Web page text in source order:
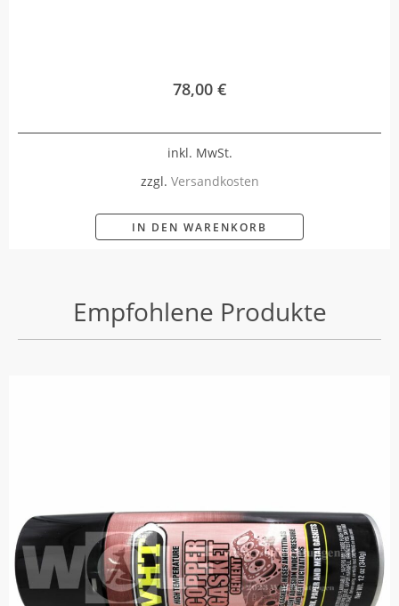
78,00 €
inkl. MwSt.
zzgl. Versandkosten
IN DEN WARENKORB
Empfohlene Produkte